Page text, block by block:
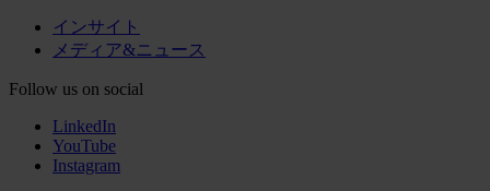
インサイト
メディア&ニュース
Follow us on social
LinkedIn
YouTube
Instagram